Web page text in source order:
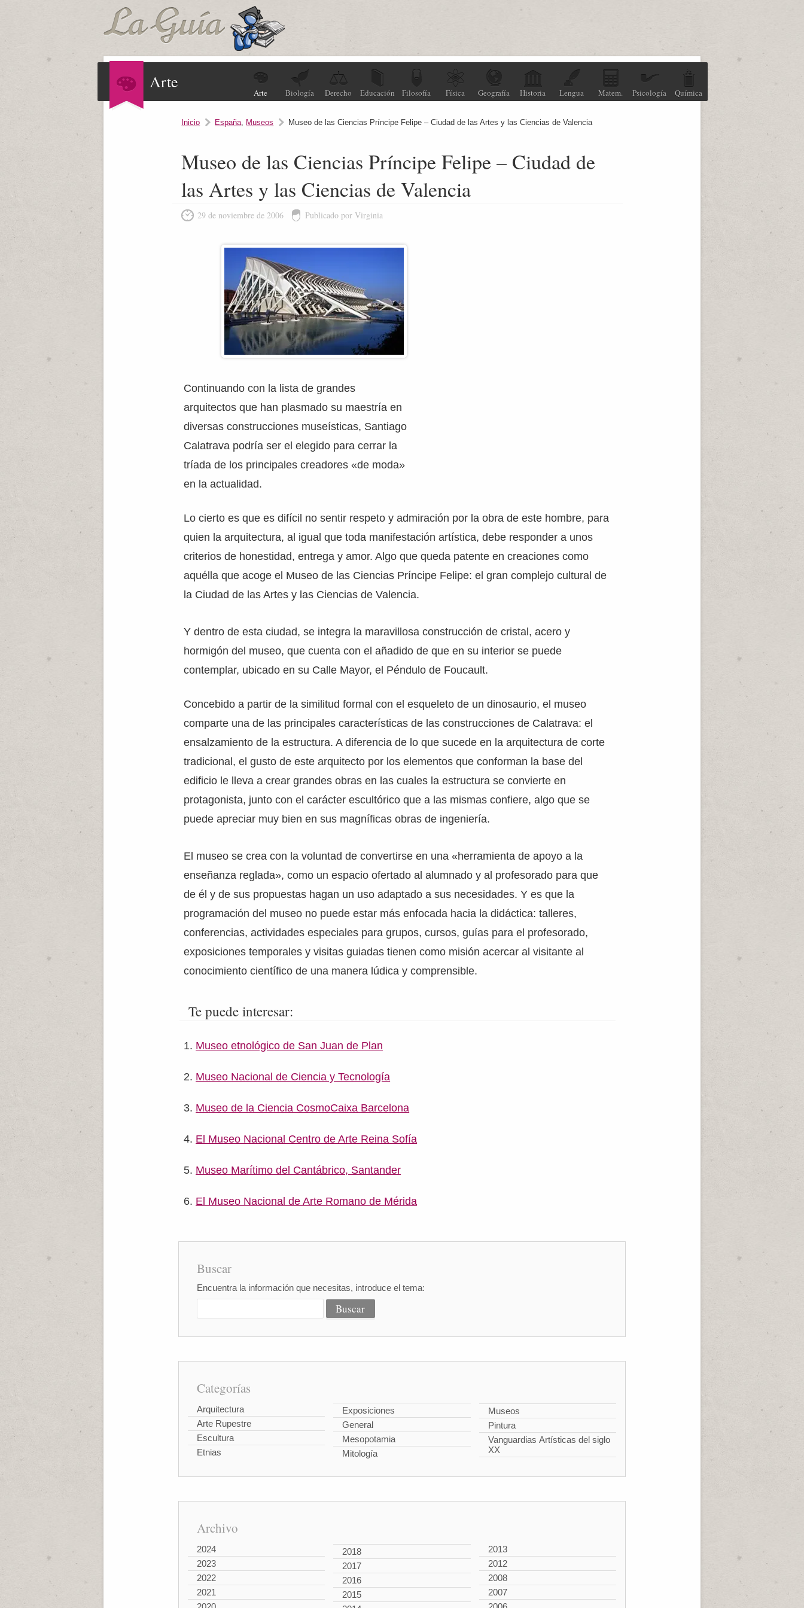
Arte
Arte Biología Derecho Educación Filosofía Física Geografía Historia Lengua Matem. Psicología Química
Inicio España, Museos Museo de las Ciencias Príncipe Felipe – Ciudad de las Artes y las Ciencias de Valencia
Museo de las Ciencias Príncipe Felipe – Ciudad de
las Artes y las Ciencias de Valencia
29 de noviembre de 2006 Publicado por Virginia
Continuando con la lista de grandes
arquitectos que han plasmado su maestría en
diversas construcciones museísticas, Santiago
Calatrava podría ser el elegido para cerrar la
tríada de los principales creadores «de moda»
en la actualidad.
Lo cierto es que es difícil no sentir respeto y admiración por la obra de este hombre, para
quien la arquitectura, al igual que toda manifestación artística, debe responder a unos
criterios de honestidad, entrega y amor. Algo que queda patente en creaciones como
aquélla que acoge el Museo de las Ciencias Príncipe Felipe: el gran complejo cultural de
la Ciudad de las Artes y las Ciencias de Valencia.
Y dentro de esta ciudad, se integra la maravillosa construcción de cristal, acero y
hormigón del museo, que cuenta con el añadido de que en su interior se puede
contemplar, ubicado en su Calle Mayor, el Péndulo de Foucault.
Concebido a partir de la similitud formal con el esqueleto de un dinosaurio, el museo
comparte una de las principales características de las construcciones de Calatrava: el
ensalzamiento de la estructura. A diferencia de lo que sucede en la arquitectura de corte
tradicional, el gusto de este arquitecto por los elementos que conforman la base del
edificio le lleva a crear grandes obras en las cuales la estructura se convierte en
protagonista, junto con el carácter escultórico que a las mismas confiere, algo que se
puede apreciar muy bien en sus magníficas obras de ingeniería.
El museo se crea con la voluntad de convertirse en una «herramienta de apoyo a la
enseñanza reglada», como un espacio ofertado al alumnado y al profesorado para que
de él y de sus propuestas hagan un uso adaptado a sus necesidades. Y es que la
programación del museo no puede estar más enfocada hacia la didáctica: talleres,
conferencias, actividades especiales para grupos, cursos, guías para el profesorado,
exposiciones temporales y visitas guiadas tienen como misión acercar al visitante al
conocimiento científico de una manera lúdica y comprensible.
Te puede interesar:
Museo etnológico de San Juan de Plan
Museo Nacional de Ciencia y Tecnología
Museo de la Ciencia CosmoCaixa Barcelona
El Museo Nacional Centro de Arte Reina Sofía
Museo Marítimo del Cantábrico, Santander
El Museo Nacional de Arte Romano de Mérida
Buscar
Encuentra la información que necesitas, introduce el tema:
Categorías
Arquitectura
Arte Rupestre
Escultura
Etnias
Exposiciones
General
Mesopotamia
Mitología
Museos
Pintura
Vanguardias Artísticas del siglo
XX
Archivo
2024
2023
2022
2021
2018
2017
2016
2015
2013
2012
2008
2007